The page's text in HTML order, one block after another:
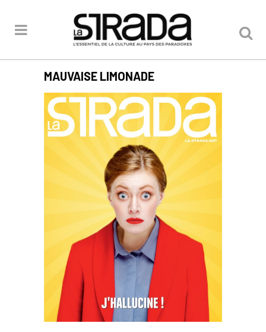
MAUVAISE LIMONADE